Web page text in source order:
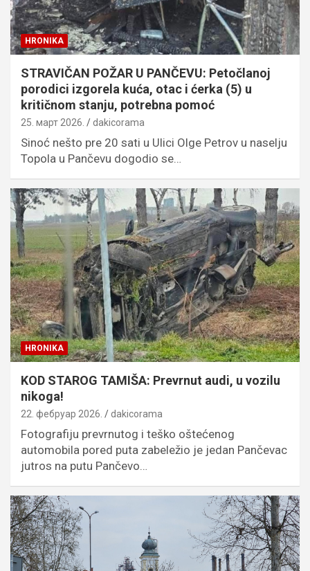
HRONIKA
STRAVIČAN POŽAR U PANČEVU: Petočlanoj
porodici izgorela kuća, otac i ćerka (5) u
kritičnom stanju, potrebna pomoć
25. март 2026. dakicorama
Sinoć nešto pre 20 sati u Ulici Olge Petrov u naselju
Topola u Pančevu dogodio se…
HRONIKA
KOD STAROG TAMIŠA: Prevrnut audi, u vozilu
nikoga!
22. фебруар 2026. dakicorama
Fotografiju prevrnutog i teško oštećenog
automobila pored puta zabeležio je jedan Pančevac
jutros na putu Pančevo…